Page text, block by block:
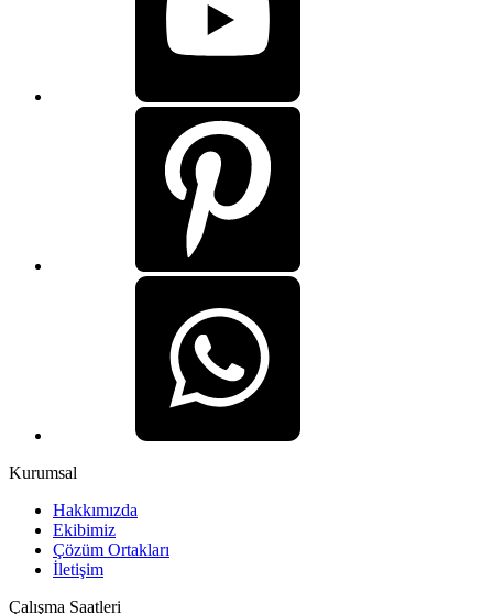
Kurumsal
Hakkımızda
Ekibimiz
Çözüm Ortakları
İletişim
Çalışma Saatleri